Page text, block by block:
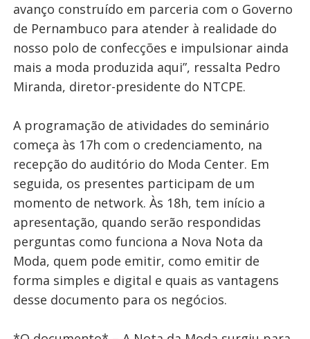
avanço construído em parceria com o Governo
de Pernambuco para atender à realidade do
nosso polo de confecções e impulsionar ainda
mais a moda produzida aqui”, ressalta Pedro
Miranda, diretor-presidente do NTCPE.
A programação de atividades do seminário
começa às 17h com o credenciamento, na
recepção do auditório do Moda Center. Em
seguida, os presentes participam de um
momento de network. Às 18h, tem início a
apresentação, quando serão respondidas
perguntas como funciona a Nova Nota da
Moda, quem pode emitir, como emitir de
forma simples e digital e quais as vantagens
desse documento para os negócios.